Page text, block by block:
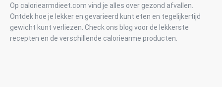
Op caloriearmdieet.com vind je alles over gezond afvallen.
Ontdek hoe je lekker en gevarieerd kunt eten en tegelijkertijd
gewicht kunt verliezen. Check ons blog voor de lekkerste
recepten en de verschillende caloriearme producten.